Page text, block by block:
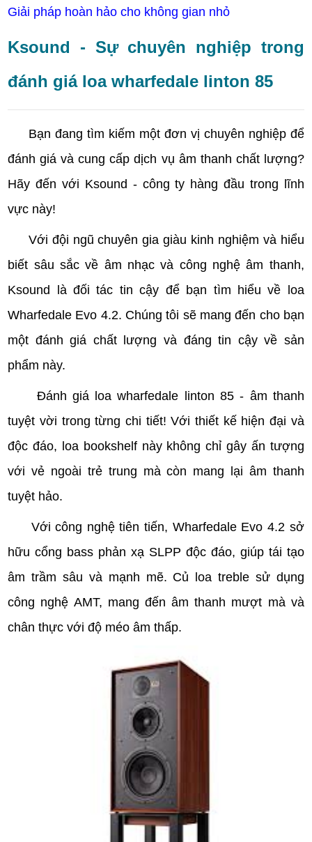
Giải pháp hoàn hảo cho không gian nhỏ
Ksound - Sự chuyên nghiệp trong
đánh giá loa wharfedale linton 85
Bạn đang tìm kiếm một đơn vị chuyên nghiệp để
đánh giá và cung cấp dịch vụ âm thanh chất lượng?
Hãy đến với Ksound - công ty hàng đầu trong lĩnh
vực này!
Với đội ngũ chuyên gia giàu kinh nghiệm và hiểu
biết sâu sắc về âm nhạc và công nghệ âm thanh,
Ksound là đối tác tin cậy để bạn tìm hiểu về loa
Wharfedale Evo 4.2. Chúng tôi sẽ mang đến cho bạn
một đánh giá chất lượng và đáng tin cậy về sản
phẩm này.
Đánh giá loa wharfedale linton 85 - âm thanh
tuyệt vời trong từng chi tiết! Với thiết kế hiện đại và
độc đáo, loa bookshelf này không chỉ gây ấn tượng
với vẻ ngoài trẻ trung mà còn mang lại âm thanh
tuyệt hảo.
Với công nghệ tiên tiến, Wharfedale Evo 4.2 sở
hữu cổng bass phản xạ SLPP độc đáo, giúp tái tạo
âm trầm sâu và mạnh mẽ. Củ loa treble sử dụng
công nghệ AMT, mang đến âm thanh mượt mà và
chân thực với độ méo âm thấp.